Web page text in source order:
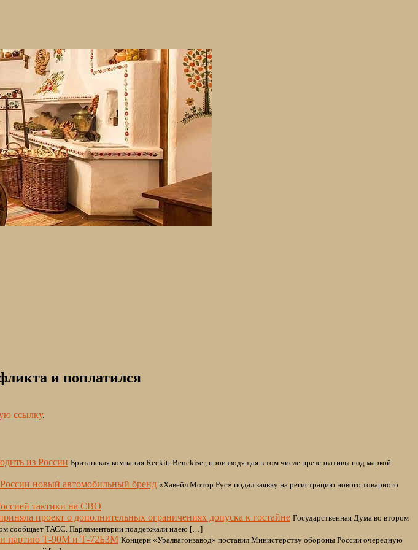
и поплатился
ссылку.
из России Британская компания Reckitt Benckiser, производящая в том числе презервативы под маркой
России новый автомобильный бренд «Хавейл Мотор Рус» подал заявку на регистрацию нового товарного
тактики на СВО
проект о дополнительных ограничениях допуска к гостайне Государственная Дума во втором
сообщает ТАСС. Парламентарии поддержали идею […]
партию Т-90М и Т-72Б3М Концерн «Уралвагонзавод» поставил Министерству обороны России очередную